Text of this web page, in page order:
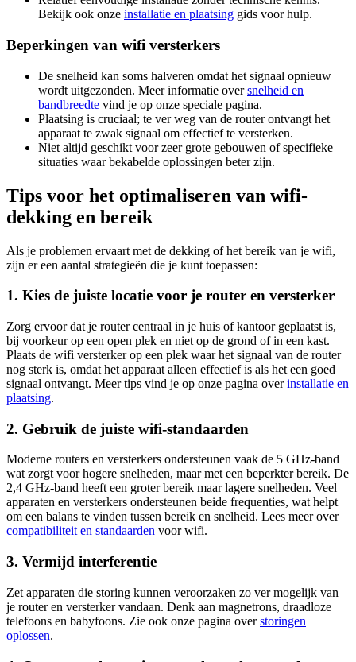
Bekijk ook onze installatie en plaatsing gids voor hulp.
Beperkingen van wifi versterkers
De snelheid kan soms halveren omdat het signaal opnieuw
wordt uitgezonden. Meer informatie oversnelheid en
bandbreedte vind je op onze speciale pagina.
Plaatsing is cruciaal; te ver weg van de router ontvangt het
apparaat te zwak signaal om effectief te versterken.
Niet altijd geschikt voor zeer grote gebouwen of specifieke
situaties waar bekabelde oplossingen beter zijn.
Tips voor het optimaliseren van wifi-
dekking en bereik
Als je problemen ervaart met de dekking of het bereik van je wifi,
zijn er een aantal strategieën die je kunt toepassen:
1. Kies de juiste locatie voor je router en versterker
Zorg ervoor dat je router centraal in je huis of kantoor geplaatst is,
bij voorkeur op een open plek en niet op de grond of in een kast.
Plaats de wifi versterker op een plek waar het signaal van de router
nog sterk is, omdat het apparaat alleen effectief is als het een goed
signaal ontvangt. Meer tips vind je op onze pagina overinstallatie en
plaatsing.
2. Gebruik de juiste wifi-standaarden
Moderne routers en versterkers ondersteunen vaak de 5 GHz-band
wat zorgt voor hogere snelheden, maar met een beperkter bereik. De
2,4 GHz-band heeft een groter bereik maar lagere snelheden. Veel
apparaten en versterkers ondersteunen beide frequenties, wat helpt
om een balans te vinden tussen bereik en snelheid. Lees meer over
compatibiliteit en standaarden voor wifi.
3. Vermijd interferentie
Zet apparaten die storing kunnen veroorzaken zo ver mogelijk van
je router en versterker vandaan. Denk aan magnetrons, draadloze
telefoons en babyfoons. Zie ook onze pagina overstoringen
oplossen.